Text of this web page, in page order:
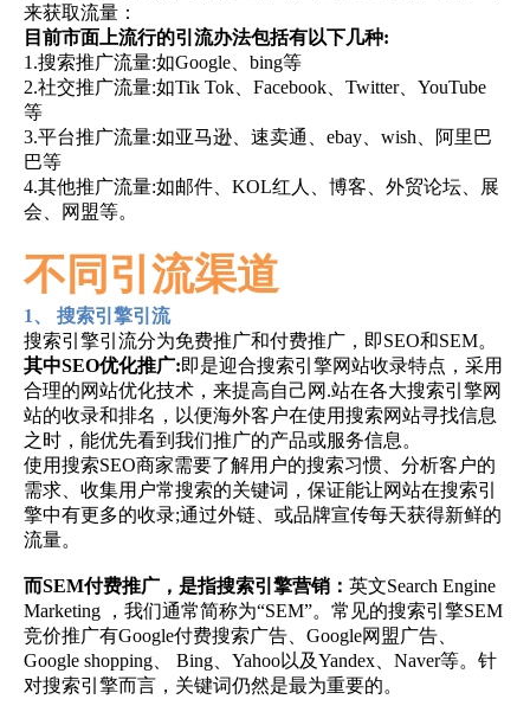
来获取流量：
目前市面上流行的引流办法包括有以下几种:
1.搜索推广流量:如Google、bing等
2.社交推广流量:如Tik Tok、Facebook、Twitter、YouTube
等
3.平台推广流量:如亚马逊、速卖通、ebay、wish、阿里巴
巴等
4.其他推广流量:如邮件、KOL红人、博客、外贸论坛、展
会、网盟等。
不同引流渠道
1、 搜索引擎引流
搜索引擎引流分为免费推广和付费推广，即SEO和SEM。
其中SEO优化推广:即是迎合搜索引擎网站收录特点，采用
合理的网站优化技术，来提高自己网.站在各大搜索引擎网
站的收录和排名，以便海外客户在使用搜索网站寻找信息
之时，能优先看到我们推广的产品或服务信息。
使用搜索SEO商家需要了解用户的搜索习惯、分析客户的
需求、收集用户常搜索的关键词，保证能让网站在搜索引
擎中有更多的收录;通过外链、或品牌宣传每天获得新鲜的
流量。
而SEM付费推广，是指搜索引擎营销： 英文Search Engine
Marketing ，我们通常简称为“SEM”。常见的搜索引擎SEM
竞价推广有Google付费搜索广告、Google网盟广告、
Google shopping、 Bing、Yahoo以及Yandex、Naver等。针
对搜索引擎而言，关键词仍然是最为重要的。